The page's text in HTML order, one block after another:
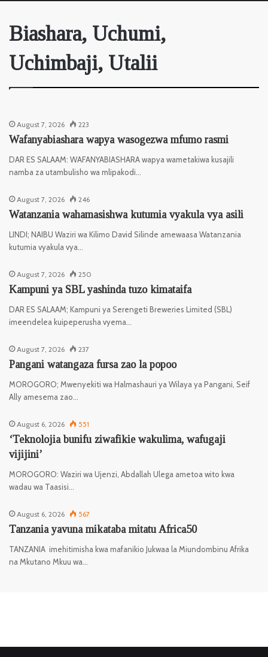
Biashara, Uchumi,
Uchimbaji, Utalii
August 7, 2026 223
Wafanyabiashara wapya wasogezwa mfumo rasmi
DAR ES SALAAM: WAFANYABIASHARA wapya wametakiwa kusajili
namba za utambulisho wa mlipakodi…
August 7, 2026 246
Watanzania wahamasishwa kutumia vyakula vya asili
LINDI; NAIBU Waziri wa Kilimo David Silinde amewaasa Watanzania
kutumia vyakula vya…
August 7, 2026 250
Kampuni ya SBL yashinda tuzo kimataifa
DAR ES SALAAM; Kampuni ya Serengeti Breweries Limited (SBL)
imeendelea kuipeperusha vyema…
August 7, 2026 237
Pangani watangaza fursa zao la popoo
MOROGORO; Mwenyekiti wa Halmashauri ya Wilaya ya Pangani, Seif
Ally amesema zao…
August 6, 2026 551
‘Teknolojia bunifu ziwafikie wakulima, wafugaji
vijijini’
MOROGORO: Waziri wa Ujenzi, Abdallah Ulega ametoa wito kwa
wadau wa Taasisi…
August 6, 2026 567
Tanzania yavuna mikataba mitatu Africa50
TANZANIA imehitimisha kwa mafanikio Jukwaa la Miundombinu Afrika
na Mkutano Mkuu wa…